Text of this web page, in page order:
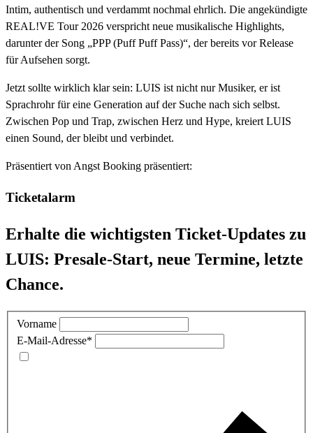
Intim, authentisch und verdammt nochmal ehrlich. Die angekündigte
REAL!VE Tour 2026 verspricht neue musikalische Highlights,
darunter der Song „PPP (Puff Puff Pass)“, der bereits vor Release
für Aufsehen sorgt.
Jetzt sollte wirklich klar sein: LUIS ist nicht nur Musiker, er ist
Sprachrohr für eine Generation auf der Suche nach sich selbst.
Zwischen Pop und Trap, zwischen Herz und Hype, kreiert LUIS
einen Sound, der bleibt und verbindet.
Präsentiert von Angst Booking präsentiert:
Ticketalarm
Erhalte die wichtigsten Ticket-Updates zu
LUIS: Presale-Start, neue Termine, letzte
Chance.
Vorname
E-Mail-Adresse*